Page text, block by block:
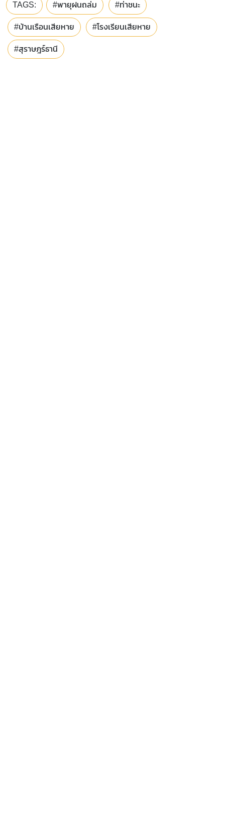
TAGS: #พายุฝนถล่ม #ท่าชนะ
#บ้านเรือนเสียหาย #โรงเรียนเสียหาย
#สุราษฎร์ธานี